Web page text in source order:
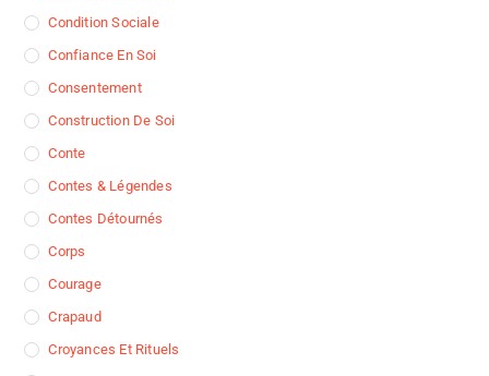
Condition Sociale
Confiance En Soi
Consentement
Construction De Soi
Conte
Contes & Légendes
Contes Détournés
Corps
Courage
Crapaud
Croyances Et Rituels